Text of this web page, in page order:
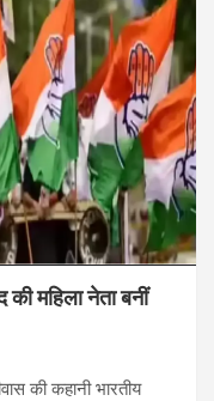
महिला नेता बनीं
की कहानी भारतीय